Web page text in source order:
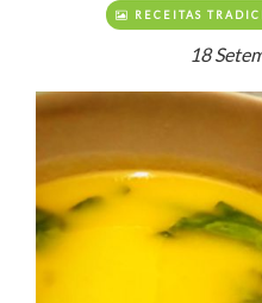
RECEITAS
18